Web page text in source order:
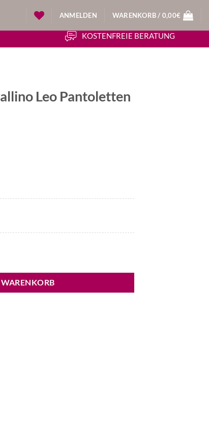
ANMELDEN WARENKORB / 0,00€
KOSTENFREIE BERATUNG
Leo Pantoletten